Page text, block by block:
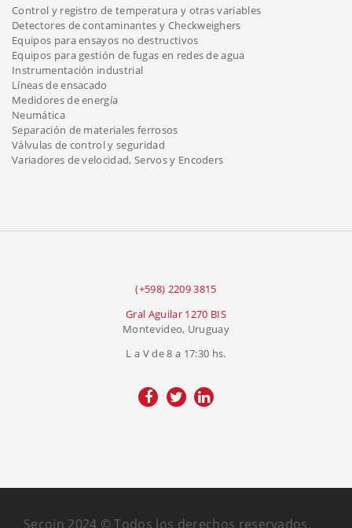
Control y registro de temperatura y otras variables
Detectores de contaminantes y Checkweighers
Equipos para ensayos no destructivos
Equipos para gestión de fugas en redes de agua
Instrumentación industrial
Líneas de ensacado
Medidores de energía
Neumática
Separación de materiales ferrosos
Válvulas de control y seguridad
Variadores de velocidad, Servos y Encoders
(+598) 2209 3815
Gral Aguilar 1270 BIS
Montevideo, Uruguay
L a V de 8 a 17:30 hs.
Secoin 2024 © Todos los derechos reservados.